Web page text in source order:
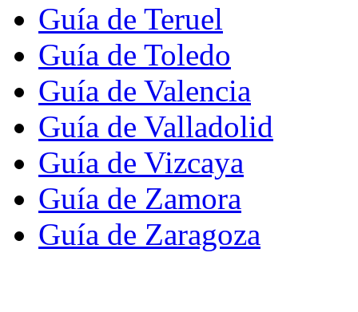
Guía de Teruel
Guía de Toledo
Guía de Valencia
Guía de Valladolid
Guía de Vizcaya
Guía de Zamora
Guía de Zaragoza